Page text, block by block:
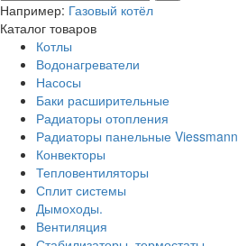
Например: Газовый котёл
Каталог товаров
Котлы
Водонагреватели
Насосы
Баки расширительные
Радиаторы отопления
Радиаторы панельные Viessmann
Конвекторы
Тепловентиляторы
Сплит системы
Дымоходы.
Вентиляция